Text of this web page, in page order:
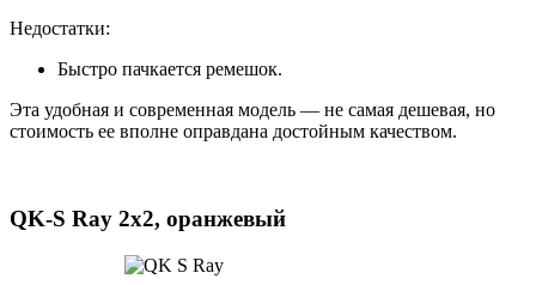
Недостатки:
Быстро пачкается ремешок.
Эта удобная и современная модель — не самая дешевая, но
стоимость ее вполне оправдана достойным качеством.
QK-S Ray 2x2, оранжевый